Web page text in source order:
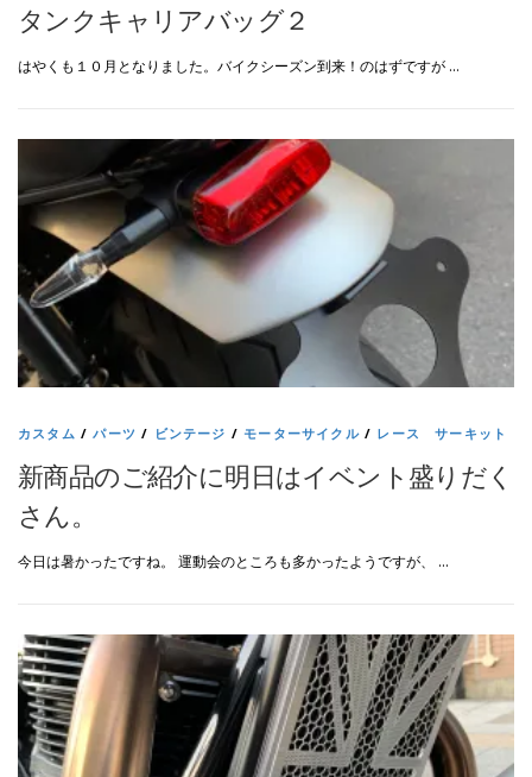
タンクキャリアバッグ２
はやくも１０月となりました。バイクシーズン到来！のはずですが …
カスタム /パーツ / ビンテージ /モーターサイクル/ レース サーキット
新商品のご紹介に明日はイベント盛りだく
さん。
今日は暑かったですね。 運動会のところも多かったようですが、 …